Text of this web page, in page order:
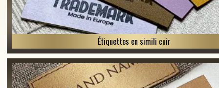
Étiquettes en simili cuir